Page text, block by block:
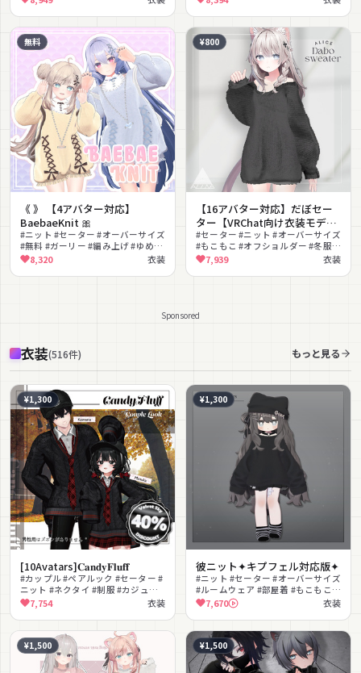
ト #MA対応
れいめ #セーター #大人っぽい
無料
《 》 【4アバター対応】
BaebaeKnit 🎀
#ニット #セーター #オーバーサイズ
#無料 #ガーリー #編み上げ #ゆめか
わいい #ゆるかわ #リボン
8,320 衣装
¥800
【16アバター対応】だぼセー
ター【VRChat向け衣装モデ
ル】
#セーター #ニット #オーバーサイズ
#もこもこ #オフショルダー #冬服 #
カジュアル #ゆるかわ #リラックス
7,939 衣装
Sponsored
衣装(516件) もっと見る
¥1,300
[10Avatars]𝐂𝐚𝐧𝐝𝐲𝐅𝐥𝐮𝐟𝐟
#カップル #ペアルック #セーター #
ニット #ネクタイ #制服 #カジュア
ル #メンズ #秋服 #MA対応
7,754 衣装
¥1,300
彼ニット✦キプフェル対応版✦
#ニット #セーター #オーバーサイズ
#ルームウェア #部屋着 #もこもこ #
チョーカー #ニット帽 #ふわふわ #
冬服
7,670 衣装
¥1,500 ¥1,500